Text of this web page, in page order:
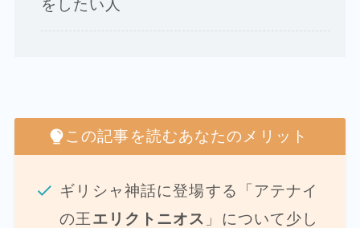
をしたい人
この記事を読むあなたのメリット
ギリシャ神話に登場する「アテナイ
の王エリクトニオス 」について少し